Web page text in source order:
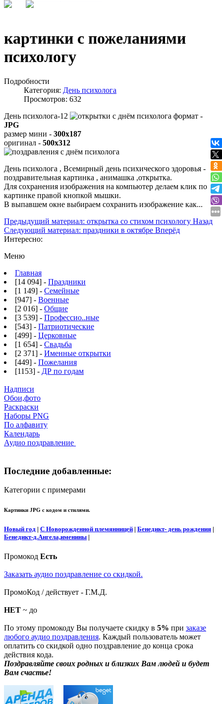
картинки с пожеланиями
психологу
Подробности
Категория: День психолога
Просмотров: 632
День психолога-12
формат -
JPG
размер мини - 300x187
оригинал - 500x312
День психолога , Всемирный день психического здоровья -
поздравительная картинка , анимашка ,открытка.
Для сохранения изображения на компьютер делаем клик по
картинке правой кнопкой мышки.
В выпавшем окне выбираем сохранить изображение как...
Предыдущий материал: открытка со стихом психологу Назад
Следующий материал: праздники в октябре Вперёд
Интересно:
Меню
Главная
[14 094] - Праздники
[1 149] - Семейные
[947] - Военные
[2 016] - Общие
[3 539] - Профессио..ные
[543] - Патриотические
[499] - Церковные
[1 654] - Свадьба
[2 371] - Именные открытки
[449] - Пожелания
[1153] - ДР по годам
Надписи
Обои,фото
Раскраски
Наборы PNG
По алфавиту
Календарь
Аудио поздравление
Последние добавленные:
Категории с примерами
Картинки JPG с кодом и стилями.
Новый год | С Новорожденной племянницей | Бенедикт- день рождения |
Бенедикт-д.Ангела,именины |
Промокод Есть
Заказать аудио поздравление со скидкой.
ПромоКод / действует - Г.М.Д.
НЕТ ~ до
По этому промокоду Вы получаете скидку в 5% при заказе
любого аудио поздравления. Каждый пользователь может
оплатить со скидкой одно поздравление до конца срока
действия кода.
Поздравляйте своих родных и близких Вам людей и будет
Вам счастье!